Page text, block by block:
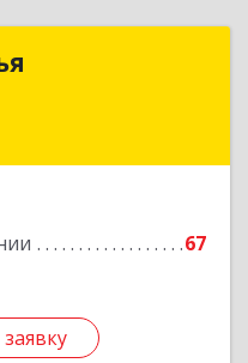
67
Наталья